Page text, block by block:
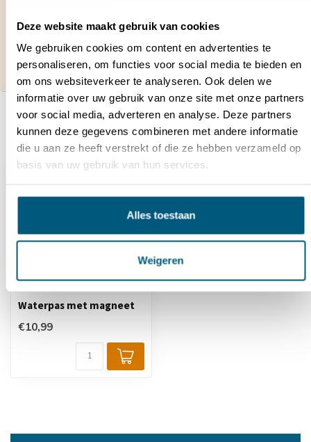
Deze website maakt gebruik van cookies
We gebruiken cookies om content en advertenties te
personaliseren, om functies voor social media te bieden en
om ons websiteverkeer te analyseren. Ook delen we
informatie over uw gebruik van onze site met onze partners
voor social media, adverteren en analyse. Deze partners
kunnen deze gegevens combineren met andere informatie
die u aan ze heeft verstrekt of die ze hebben verzameld op
basis van uw gebruik van hun services.
Alles toestaan
Weigeren
bestelling?
Neem contact op met onze klantenservice via
contact@hekwerkdirect.nlof bel+31 40 209
4087
Wij zijn bereikbaar tussen 08:00 tot 16:00u.
Recent bekeken
Waterpas met magneet
€10,99